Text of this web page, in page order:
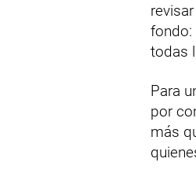
fondo:
todas
Para
por
más